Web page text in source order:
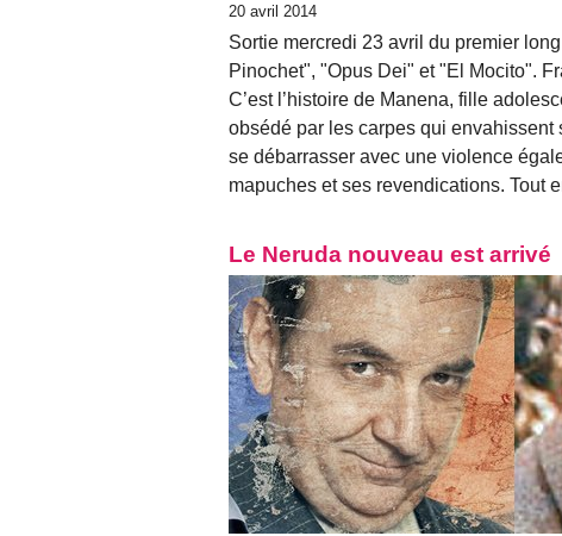
20 avril 2014
Sortie mercredi 23 avril du premier
Pinochet", "Opus Dei" et "El Mocito".
C’est l’histoire de Manena, fille
obsédé par les carpes qui
se débarrasser avec une violence
mapuches et ses revendications. Tout
Le Neruda nouveau est arrivé